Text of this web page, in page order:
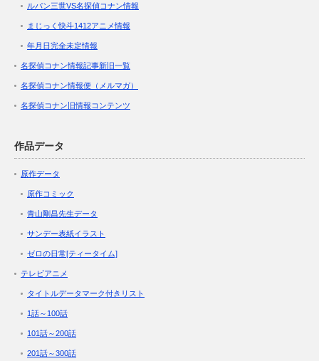
ルパン三世VS名探偵コナン情報
まじっく快斗1412アニメ情報
年月日完全未定情報
名探偵コナン情報記事新旧一覧
名探偵コナン情報便（メルマガ）
名探偵コナン旧情報コンテンツ
作品データ
原作データ
原作コミック
青山剛昌先生データ
サンデー表紙イラスト
ゼロの日常[ティータイム]
テレビアニメ
タイトルデータマーク付きリスト
1話～100話
101話～200話
201話～300話